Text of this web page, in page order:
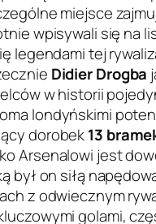
miejsce
wpisywali się na
legendami tej
Didier Drogba
w historii
londyńskimi
dorobek13
Arsenalowi jest
był on siłą
z odwiecznym
golami,